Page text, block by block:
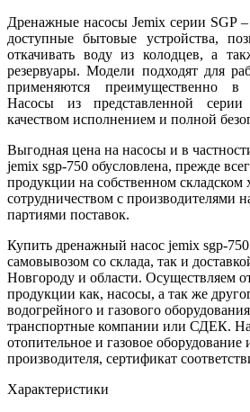
Дренажные насосы Jemix серии SGP
доступные бытовые устройства,
откачивать воду из колодцев, а
резервуары. Модели подходят для
применяются преимущественно в
Насосы из представленной
качеством исполнением и полной
Выгодная цена на насосы и в
jemix sgp-750 обусловлена, прежде
продукции на собственном складском
сотрудничеством с производителями
партиями поставок.
Купить дренажный насос jemix sgp-
самовывозом со склада, так и
Новгороду и области. Осуществляем
продукции как, насосы, а так же
водогрейного и газового
транспортные компании или СДЕК. На
отопительное и газовое оборудование
производителя, сертификат
Характеристики